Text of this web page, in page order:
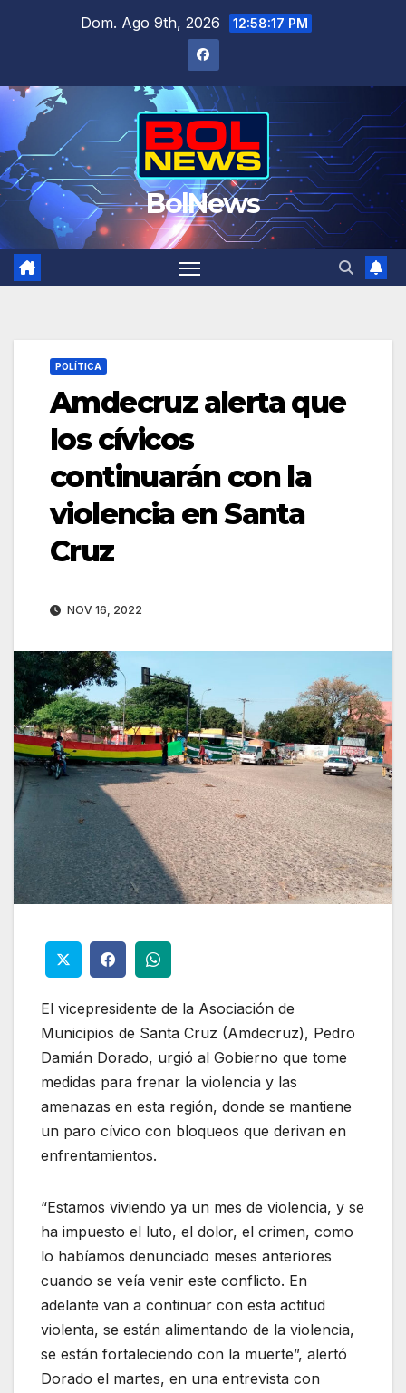
Dom. Ago 9th, 2026 12:58:18 PM
BolNews
POLÍTICA
Amdecruz alerta que
los cívicos
continuarán con la
violencia en Santa
Cruz
NOV 16, 2022
El vicepresidente de la Asociación de
Municipios de Santa Cruz (Amdecruz), Pedro
Damián Dorado, urgió al Gobierno que tome
medidas para frenar la violencia y las
amenazas en esta región, donde se mantiene
un paro cívico con bloqueos que derivan en
enfrentamientos.
“Estamos viviendo ya un mes de violencia, y se
ha impuesto el luto, el dolor, el crimen, como
lo habíamos denunciado meses anteriores
cuando se veía venir este conflicto. En
adelante van a continuar con esta actitud
violenta, se están alimentando de la violencia,
se están fortaleciendo con la muerte”, alertó
Dorado el martes, en una entrevista con